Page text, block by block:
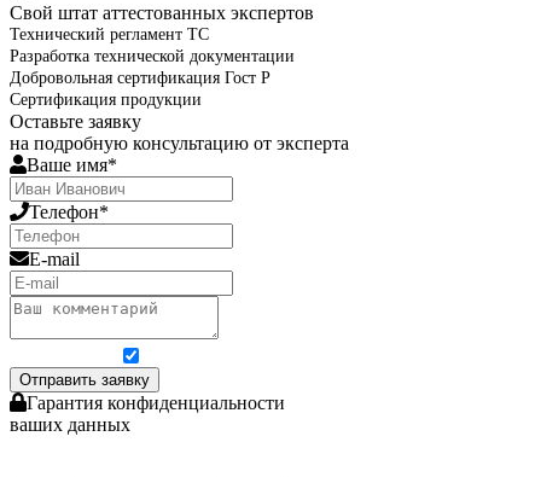
Свой штат аттестованных экспертов
Технический регламент ТС
Разработка технической документации
Добровольная сертификация Гост Р
Сертификация продукции
Оставьте заявку
на подробную консультацию от эксперта
Ваше имя*
Телефон*
E-mail
Отправить заявку
Гарантия конфиденциальности
ваших данных